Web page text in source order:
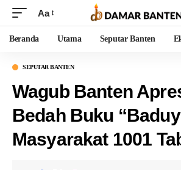
Aa
Beranda Utama Seputar Banten
SEPUTAR BANTEN
Wagub Banten
Bedah Buku
Masyarakat 1001